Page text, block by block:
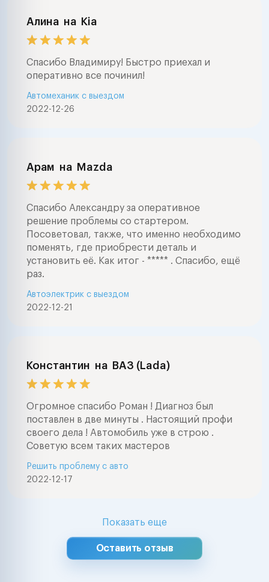
Алина на Kia
Спасибо Владимиру! Быстро приехал и
оперативно все починил!
2022-12-26
Автомеханик с выездом
Арам на Mazda
Спасибо Александру за оперативное
решение проблемы со стартером.
Посоветовал, также, что именно необходимо
поменять, где приобрести деталь и
установить её. Как итог - ***** . Спасибо, ещё
раз.
2022-12-21
Автоэлектрик с выездом
Константин на ВАЗ (Lada)
Огромное спасибо Роман ! Диагноз был
поставлен в две минуты . Настоящий профи
своего дела ! Автомобиль уже в строю .
Советую всем таких мастеров
2022-12-17
Решить проблему с авто
Показать еще
Оставить отзыв